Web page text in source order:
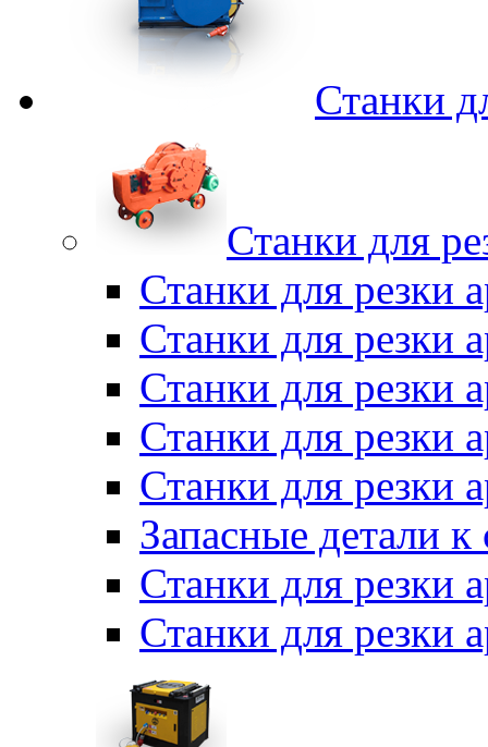
Станки
Станки для
Станки для резки
Станки для резки
Станки для резки
Станки для резки
Станки для резки
Запасные детали к
Станки для резки
Станки для резки